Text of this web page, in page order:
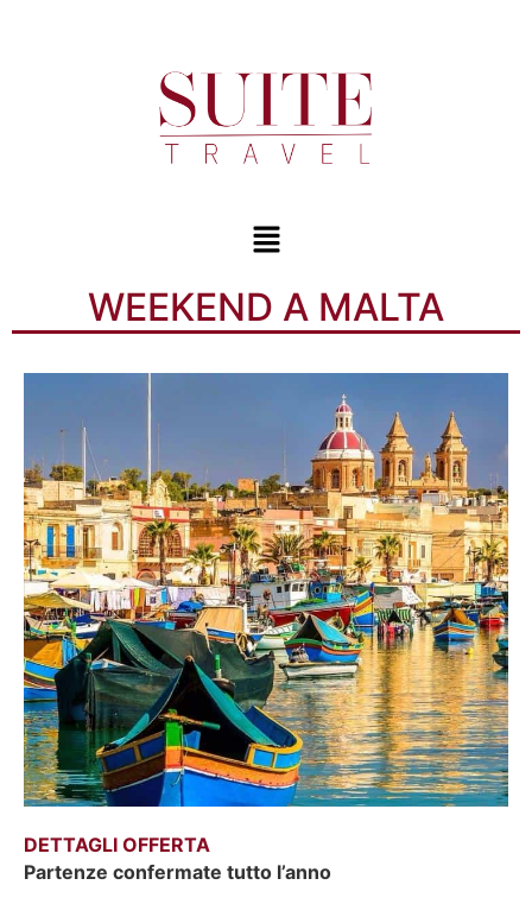
WEEKEND A MALTA
DETTAGLI OFFERTA
Partenze confermate tutto l’anno